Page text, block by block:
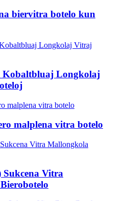
biervitra botelo kun
Kobaltbluaj Longkolaj
malplena vitra botelo
Sukcena Vitra